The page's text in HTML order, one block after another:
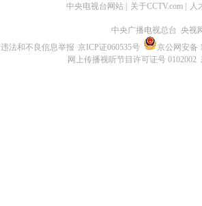
中央电视台网站 关于CCTV.com 人
中央广播电视总台 央视
违法和不良信息举报 京ICP证060535号
京公网安备
网上传播视听节目许可证号 0102002